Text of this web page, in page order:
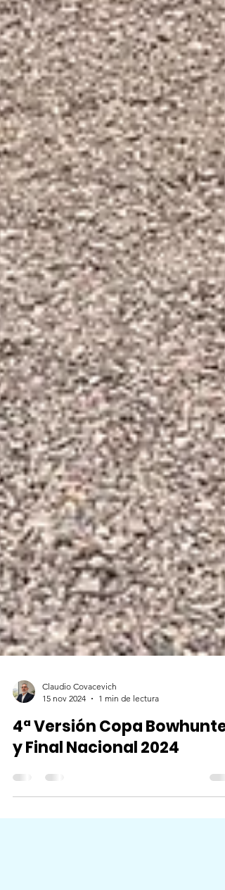
Claudio Covacevich
15 nov 2024
1 min de lectura
4ª Versión Copa Bowhunter
y Final Nacional 2024